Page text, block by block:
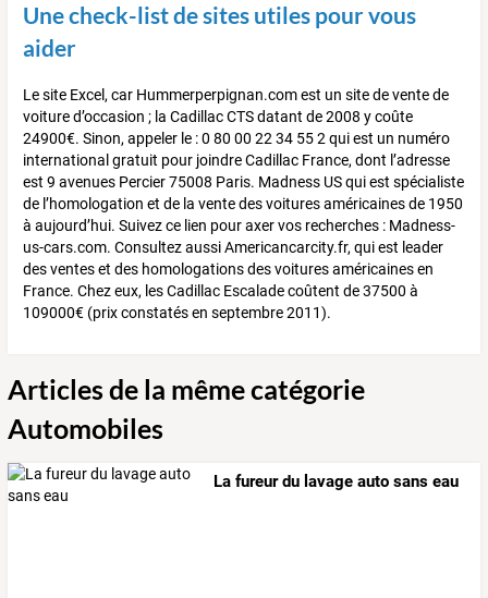
Une check-list de sites utiles pour vous
aider
Le site Excel, car Hummerperpignan.com est un site de vente de
voiture d’occasion ; la Cadillac CTS datant de 2008 y coûte
24900€. Sinon, appeler le : 0 80 00 22 34 55 2 qui est un numéro
international gratuit pour joindre Cadillac France, dont l’adresse
est 9 avenues Percier 75008 Paris. Madness US qui est spécialiste
de l’homologation et de la vente des voitures américaines de 1950
à aujourd’hui. Suivez ce lien pour axer vos recherches : Madness-
us-cars.com. Consultez aussi Americancarcity.fr, qui est leader
des ventes et des homologations des voitures américaines en
France. Chez eux, les Cadillac Escalade coûtent de 37500 à
109000€ (prix constatés en septembre 2011).
Articles de la même catégorie
Automobiles
La fureur du lavage auto sans eau